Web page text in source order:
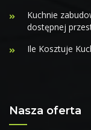
Kuchnie
dostępnej
Ile Kosztuje
Nasza oferta